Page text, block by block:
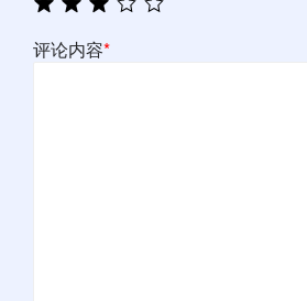
评论内容*